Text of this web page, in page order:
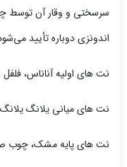
سرسختی و وقار آن توسط
اندونزی دوباره تأیید
نت های اولیه آناناس،
نت های میانی یلانگ
نت های پایه مشک، چوب